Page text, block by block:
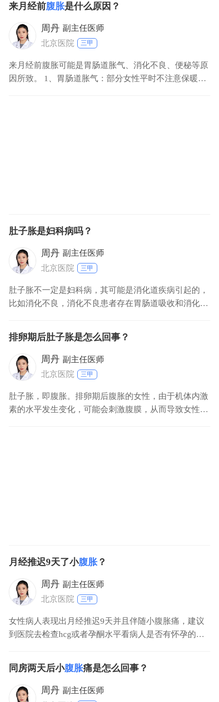
来月经前腹胀是什么原因？
周丹 副主任医师
北京医院
三甲
来月经前腹胀可能是胃肠道胀气、消化不良、便秘等原
因所致。 1、胃肠道胀气：部分女性平时不注意保暖，
肚子胀是妇科病吗？
周丹 副主任医师
北京医院
三甲
肚子胀不一定是妇科病，其可能是消化道疾病引起的，
比如消化不良，消化不良患者存在胃肠道吸收和消化障
其次也可能是肝硬化患者出现了大量腹水引起的。肚子
胀也可能是盆腔炎、卵巢癌等妇科疾病引起的，可以入
院进行腹部B超、粪常规等检查来诊断。肚子胀时需要
调整好自己的
排卵期后肚子胀是怎么回事？
周丹 副主任医师
北京医院
三甲
肚子胀，即腹胀。排卵期后腹胀的女性，由于机体内激
素的水平发生变化，可能会刺激腹膜，从而导致女性出
月经推迟9天了小腹胀？
周丹 副主任医师
北京医院
三甲
女性病人表现出月经推迟9天并且伴随小腹胀痛，建议
到医院去检查hcg或者孕酮水平看病人是否有怀孕的情
能是因为存在内分泌系统失调的相关疾病，需要进行性
激素6项检查。
同房两天后小腹胀痛是怎么回事？
周丹 副主任医师